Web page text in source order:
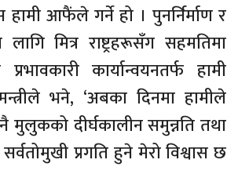
हामी आफैंले गर्ने हो । पुनर्निर्माण र
मित्र राष्ट्रहरूसँग सहमतिमा
कार्यान्वयनतर्फ हामी
भने, ‘अबका दिनमा हामीले
मुलुकको दीर्घकालीन समुन्नति तथा
प्रगति हुने मेरो विश्वास छ